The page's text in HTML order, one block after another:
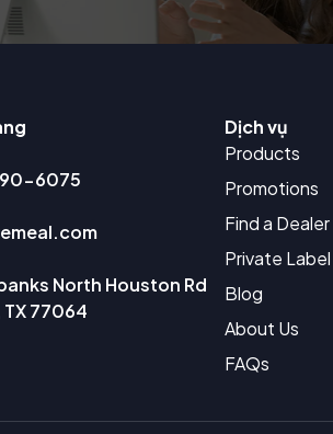
6075
North Houston Rd
77064
Dịch vụ
Products
Promotions
Find a Dealer
Private Label
Blog
About Us
FAQs